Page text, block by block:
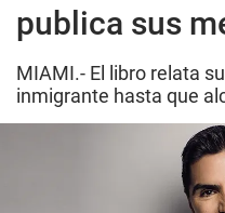
publica sus
MIAMI.- El libro relata
inmigrante hasta que